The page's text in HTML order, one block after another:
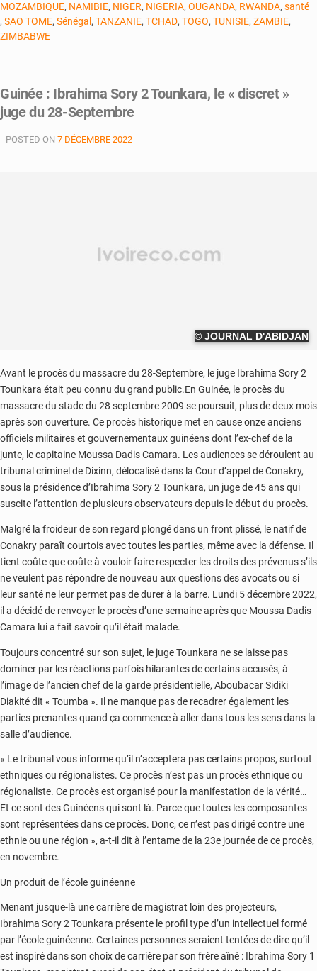
MOZAMBIQUE, NAMIBIE, NIGER, NIGERIA, OUGANDA, RWANDA, santé
, SAO TOME, Sénégal , TANZANIE, TCHAD, TOGO, TUNISIE, ZAMBIE,
ZIMBABWE
Guinée : Ibrahima Sory 2 Tounkara, le « discret »
juge du 28-Septembre
POSTED ON 7 DÉCEMBRE 2022
© JOURNAL D'ABIDJAN
Avant le procès du massacre du 28-Septembre, le juge Ibrahima Sory 2
Tounkara était peu connu du grand public.En Guinée, le procès du
massacre du stade du 28 septembre 2009 se poursuit, plus de deux mois
après son ouverture. Ce procès historique met en cause onze anciens
officiels militaires et gouvernementaux guinéens dont l’ex-chef de la
junte, le capitaine Moussa Dadis Camara. Les audiences se déroulent au
tribunal criminel de Dixinn, délocalisé dans la Cour d’appel de Conakry,
sous la présidence d’Ibrahima Sory 2 Tounkara, un juge de 45 ans qui
suscite l’attention de plusieurs observateurs depuis le début du procès.
Malgré la froideur de son regard plongé dans un front plissé, le natif de
Conakry paraît courtois avec toutes les parties, même avec la défense. Il
tient coûte que coûte à vouloir faire respecter les droits des prévenus s’ils
ne veulent pas répondre de nouveau aux questions des avocats ou si
leur santé ne leur permet pas de durer à la barre. Lundi 5 décembre 2022,
il a décidé de renvoyer le procès d’une semaine après que Moussa Dadis
Camara lui a fait savoir qu’il était malade.
Toujours concentré sur son sujet, le juge Tounkara ne se laisse pas
dominer par les réactions parfois hilarantes de certains accusés, à
l’image de l’ancien chef de la garde présidentielle, Aboubacar Sidiki
Diakité dit « Toumba ». Il ne manque pas de recadrer également les
parties prenantes quand ça commence à aller dans tous les sens dans la
salle d’audience.
« Le tribunal vous informe qu’il n’acceptera pas certains propos, surtout
ethniques ou régionalistes. Ce procès n’est pas un procès ethnique ou
régionaliste. Ce procès est organisé pour la manifestation de la vérité…
Et ce sont des Guinéens qui sont là. Parce que toutes les composantes
sont représentées dans ce procès. Donc, ce n’est pas dirigé contre une
ethnie ou une région », a-t-il dit à l’entame de la 23e journée de ce procès,
en novembre.
Un produit de l’école guinéenne
Menant jusque-là une carrière de magistrat loin des projecteurs,
Ibrahima Sory 2 Tounkara présente le profil type d’un intellectuel formé
par l’école guinéenne. Certaines personnes seraient tentées de dire qu’il
est inspiré dans son choix de carrière par son frère aîné : Ibrahima Sory 1
Tounkara, magistrat aussi de son état et président du tribunal de